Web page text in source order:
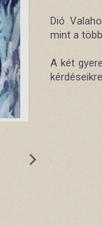
Dió
mint a
A két